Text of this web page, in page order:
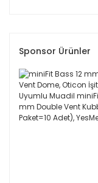
Sponsor Ürünler